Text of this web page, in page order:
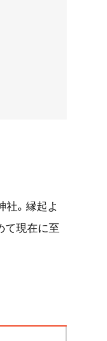
社。縁起よ
て現在に至